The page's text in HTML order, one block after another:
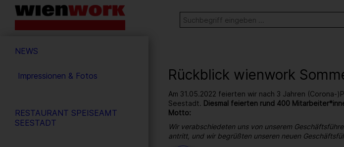
Barrierefreie
Bedienung
Webseite
Stichwortsuche
SUCHE
NEWS
Impressionen & Fotos
RESTAURANT SPEISEAMT
SEESTADT
Rückblick wienwork
Am 31.05.2022 feierten wir nach 3 Jahren (Corona-
Seestadt. Diesmal feierten rund 400
Motto:
Wir verabschiedeten uns von unserem
antritt, und wir begrüßten unseren neuen